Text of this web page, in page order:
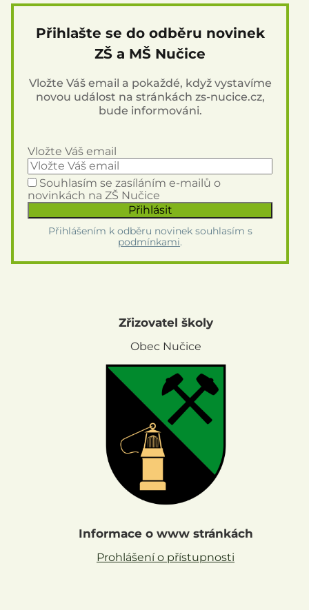
Přihlašte se do odběru novinek
ZŠ a MŠ Nučice
Vložte Váš email a pokaždé, když vystavíme
novou událost na stránkách zs-nucice.cz,
bude informováni.
Vložte Váš email
Souhlasím se zasíláním e-mailů o
novinkách na ZŠ Nučice
Přihlášením k odběru novinek souhlasím s
podmínkami.
Zřizovatel školy
Obec Nučice
Informace o www stránkách
Prohlášení o přístupnosti